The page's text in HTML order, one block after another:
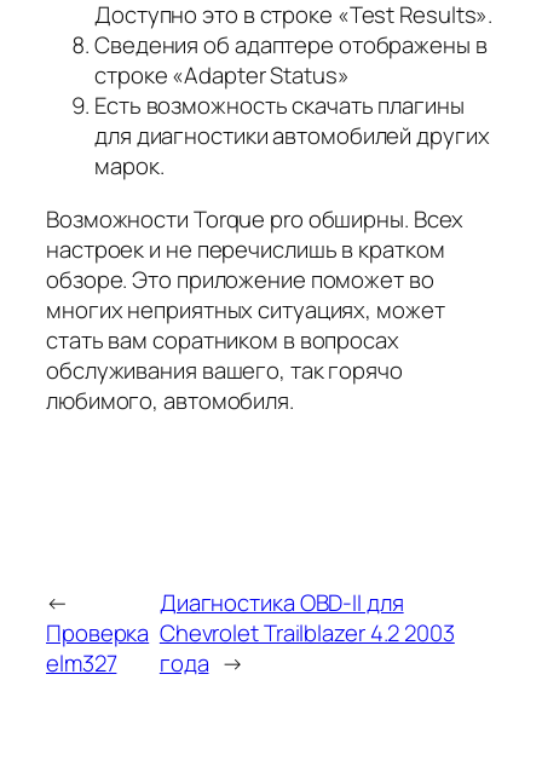
Доступно это в строке «Test Results».
Сведения об адаптере отображены в
строке «Adapter Status»
Есть возможность скачать плагины
для диагностики автомобилей других
марок.
Возможности Torque pro обширны. Всех
настроек и не перечислишь в кратком
обзоре. Это приложение поможет во
многих неприятных ситуациях, может
стать вам соратником в вопросах
обслуживания вашего, так горячо
любимого, автомобиля.
←
Проверка
elm327
Диагностика OBD-II для
Chevrolet Trailblazer 4.2 2003
года →